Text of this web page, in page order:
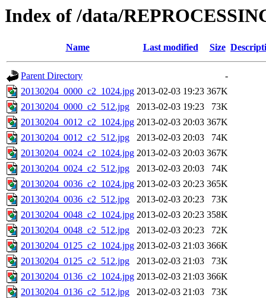
Index of /data/
Name Last modified Size
Parent Directory
-
20130204_0000_c2_1024.jpg 2013-02-03 19:23 367K
20130204_0000_c2_512.jpg
2013-02-03 19:23
73K
20130204_0012_c2_1024.jpg 2013-02-03 20:03 367K
20130204_0012_c2_512.jpg
2013-02-03 20:03
74K
20130204_0024_c2_1024.jpg 2013-02-03 20:03 367K
20130204_0024_c2_512.jpg
2013-02-03 20:03
74K
20130204_0036_c2_1024.jpg 2013-02-03 20:23 365K
20130204_0036_c2_512.jpg
2013-02-03 20:23
73K
20130204_0048_c2_1024.jpg 2013-02-03 20:23 358K
20130204_0048_c2_512.jpg
2013-02-03 20:23
72K
20130204_0125_c2_1024.jpg 2013-02-03 21:03 366K
20130204_0125_c2_512.jpg
2013-02-03 21:03
73K
20130204_0136_c2_1024.jpg 2013-02-03 21:03 366K
20130204_0136_c2_512.jpg
2013-02-03 21:03
73K